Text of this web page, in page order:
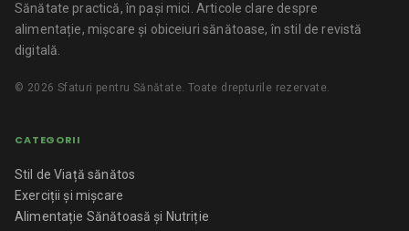
Sănătate practică, în pași mici. Articole clare despre
alimentație, mișcare și obiceiuri sănătoase, în stil de revistă
digitală.
© 2026 Sfaturi pentru Sănătate. Toate drepturile rezervate.
CATEGORII
Stil de Viață sănătos
Exerciții și mișcare
Alimentație Sănătoasă și Nutriție